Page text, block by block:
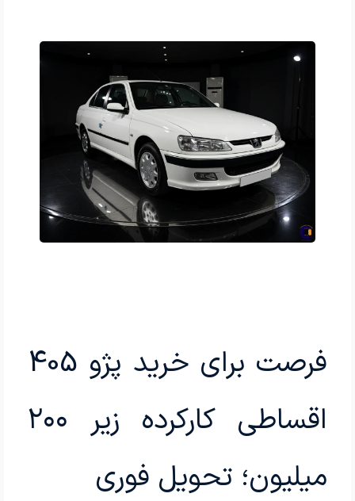
فرصت برای خرید پژو 405
اقساطی کارکرده زیر ۲۰۰
میلیون؛ تحویل فوری